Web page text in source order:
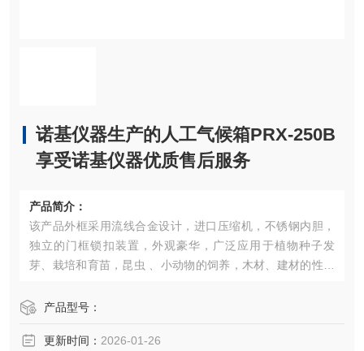
诺基仪器生产的人工气候箱PRX-250B
享受诺基仪器优质售后服务
产品简介：
该产品外框采用流线合金设计，进口压缩机，不锈钢内胆，
独立的门框锁扣装置，外观豪华，广泛应用于植物种子发
芽、栽培和育苗，昆虫 、小动物的饲养，木材、建材的性能
制）。产品型号：
更新时间： 2026-01-26